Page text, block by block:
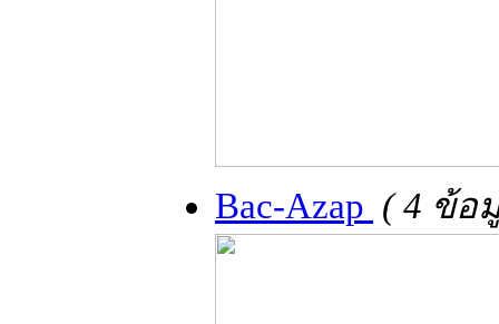
Bac-Azap ( 4 ข้อ